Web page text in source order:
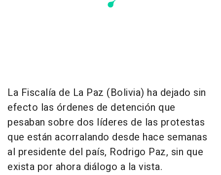
La Fiscalía de La Paz (Bolivia) ha dejado sin
efecto las órdenes de detención que
pesaban sobre dos líderes de las protestas
que están acorralando desde hace semanas
al presidente del país, Rodrigo Paz, sin que
exista por ahora diálogo a la vista.